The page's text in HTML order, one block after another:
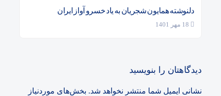
دلنوشته همایون شجریان به یاد خسرو آواز ایران
دیدگاهتان را بنویسید
نشانی ایمیل شما منتشر نخواهد شد. بخش‌های موردنیاز